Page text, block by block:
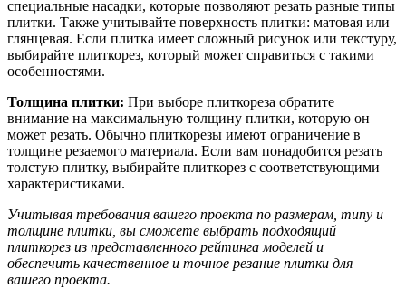
специальные насадки, которые позволяют резать разные типы
плитки. Также учитывайте поверхность плитки: матовая или
глянцевая. Если плитка имеет сложный рисунок или текстуру,
выбирайте плиткорез, который может справиться с такими
особенностями.
Толщина плитки: При выборе плиткореза обратите
внимание на максимальную толщину плитки, которую он
может резать. Обычно плиткорезы имеют ограничение в
толщине резаемого материала. Если вам понадобится резать
толстую плитку, выбирайте плиткорез с соответствующими
характеристиками.
Учитывая требования вашего проекта по размерам, типу и
толщине плитки, вы сможете выбрать подходящий
плиткорез из представленного рейтинга моделей и
обеспечить качественное и точное резание плитки для
вашего проекта.